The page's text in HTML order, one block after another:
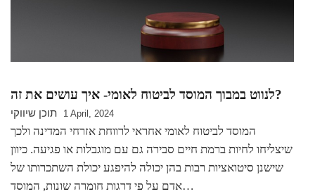
לנווט במבוך המוסד לביטוח לאומי- איך עושים את זה?
תוכן שיווקי 1 April, 2024
המוסד לביטוח לאומי אחראי לרווחת אזרחי המדינה ולכך
שיצליחו לחיות ברמת חיים סבירה גם עם מוגבלות או פגיעה. כיוון
שישנן סיטואציות רבות בהן יכולה להיפגע יכולת השתכרותו של
אדם על פי דרגות חומרה שונות, המוסד…